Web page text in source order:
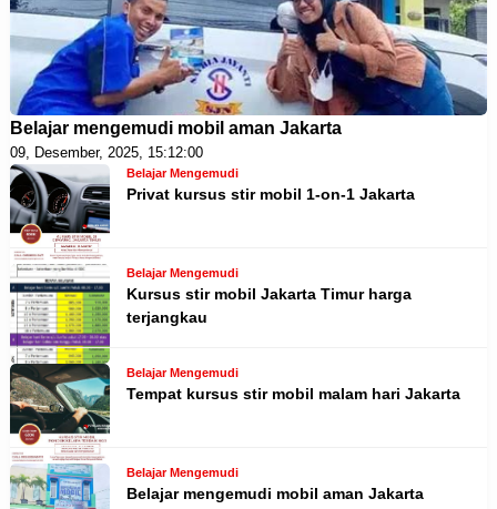
Belajar mengemudi mobil aman Jakarta
09, Desember, 2025, 15:12:00
Belajar Mengemudi
Privat kursus stir mobil 1-on-1 Jakarta
Belajar Mengemudi
Kursus stir mobil Jakarta Timur harga
terjangkau
Belajar Mengemudi
Tempat kursus stir mobil malam hari Jakarta
Belajar Mengemudi
Belajar mengemudi mobil aman Jakarta